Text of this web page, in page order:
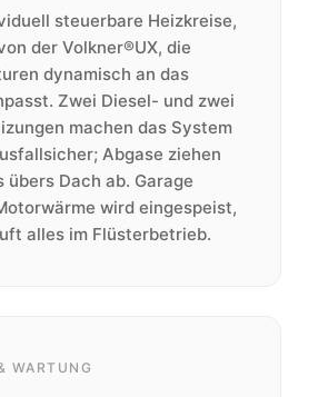
steuerbare Heizkreise,
der Volkner®UX, die
dynamisch an das
Zwei Diesel- und zwei
machen das System
Abgase ziehen
übers Dach ab. Garage
wird eingespeist,
alles im Flüsterbetrieb.
WARTUNG